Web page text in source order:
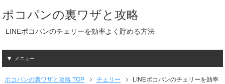
ポコパンの裏ワザと攻略
LINEポコパンのチェリーを効率よく貯める方法
メニュー
ポコパンの裏ワザと攻略 TOP チェリー
LINEポコパンのチェリーを効率